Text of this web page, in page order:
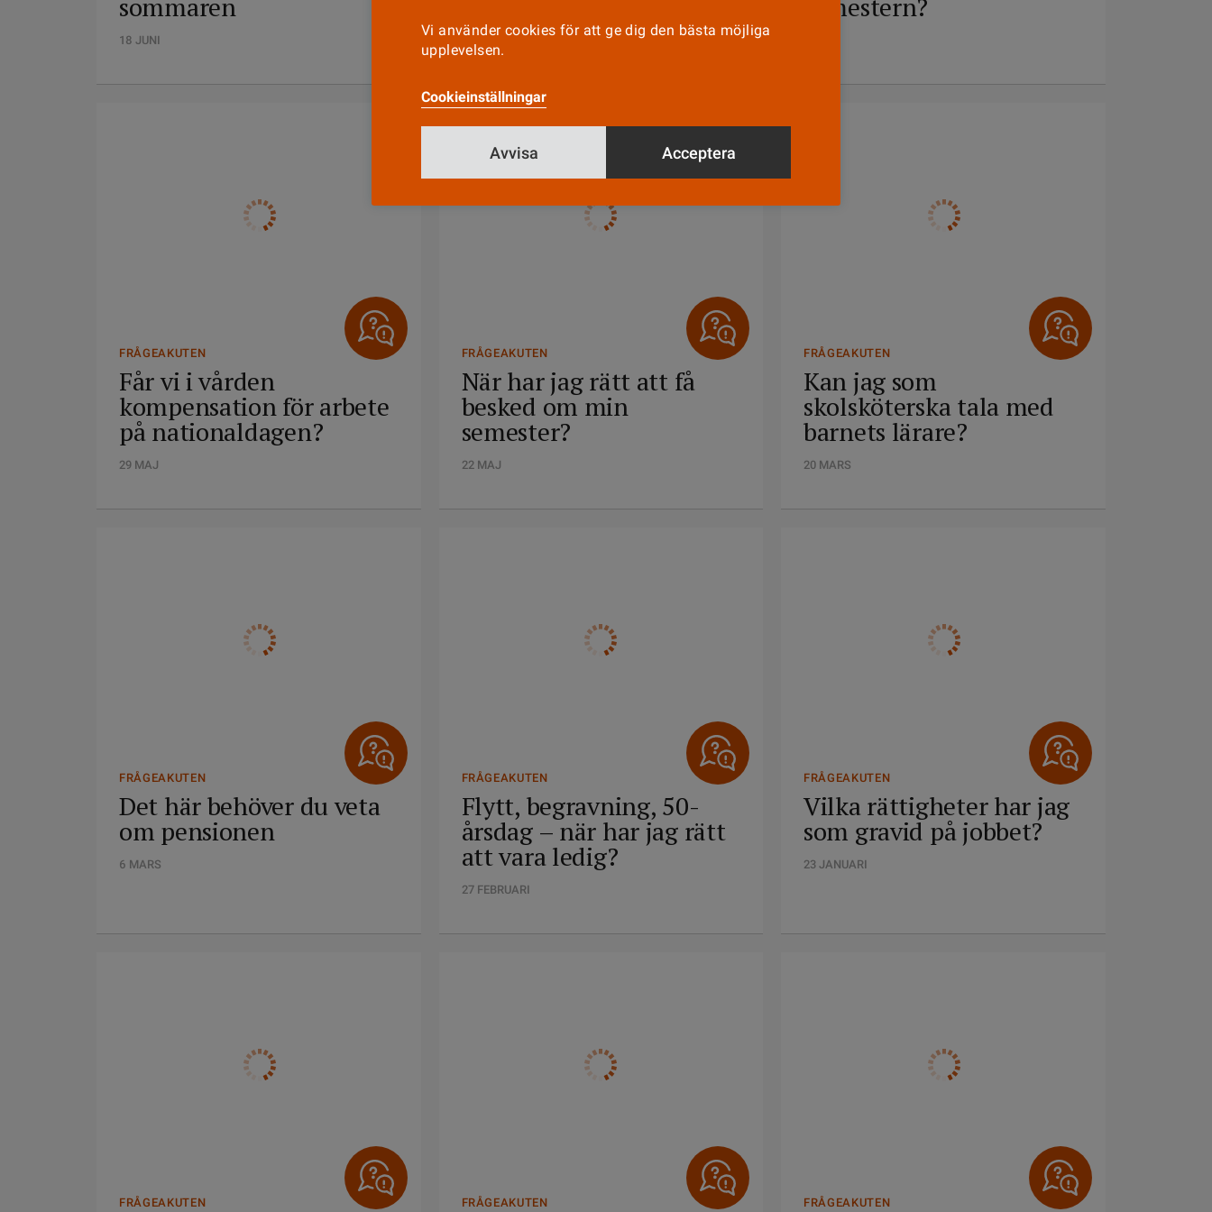
sommaren
18 JUNI
semestern?
FRÅGEAKUTEN
Får vi i vården
kompensation för arbete
på nationaldagen?
29 MAJ
FRÅGEAKUTEN
När har jag rätt att få
besked om min
semester?
22 MAJ
FRÅGEAKUTEN
Kan jag som
skolsköterska tala med
barnets lärare?
20 MARS
FRÅGEAKUTEN
Det här behöver du veta
om pensionen
6 MARS
FRÅGEAKUTEN
Flytt, begravning, 50-
årsdag – när har jag rätt
att vara ledig?
27 FEBRUARI
FRÅGEAKUTEN
Vilka rättigheter har jag
som gravid på jobbet?
23 JANUARI
FRÅGEAKUTEN FRÅGEAKUTEN FRÅGEAKUTEN
Vi använder cookies för att ge dig den bästa möjliga
upplevelsen.
Cookieinställningar
Avvisa Acceptera